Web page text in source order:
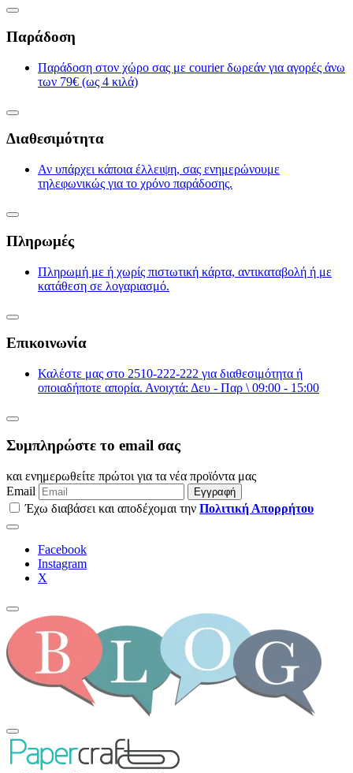
Παράδοση
Παράδοση στον χώρο σας με courier δωρεάν για αγορές άνω
των 79€ (ως 4 κιλά)
Διαθεσιμότητα
Αν υπάρχει κάποια έλλειψη, σας ενημερώνουμε
τηλεφωνικώς για το χρόνο παράδοσης.
Πληρωμές
Πληρωμή με ή χωρίς πιστωτική κάρτα, αντικαταβολή ή με
κατάθεση σε λογαριασμό.
Επικοινωνία
Καλέστε μας στο 2510-222-222 για διαθεσιμότητα ή
οποιαδήποτε απορία. Ανοιχτά: Δευ - Παρ \ 09:00 - 15:00
Συμπληρώστε το email σας
και ενημερωθείτε πρώτοι για τα νέα προϊόντα μας
Email
Εγγραφή
Έχω διαβάσει και αποδέχομαι την Πολιτική Απορρήτου
Facebook
Instagram
Χ